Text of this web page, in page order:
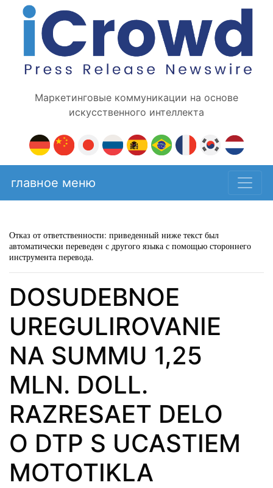
Маркетинговые коммуникации на основе
искусственного интеллекта
главное меню
Отказ от ответственности: приведенный ниже текст был
автоматически переведен с другого языка с помощью стороннего
инструмента перевода.
DOSUDEBNOE
UREGULIROVANIE
NA SUMMU 1,25
MLN. DOLL.
RAZRESAET DELO
O DTP S UCASTIEM
MOTOTIKLA